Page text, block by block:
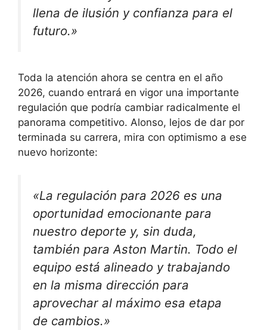
llena de ilusión y confianza para el
futuro.»
Toda la atención ahora se centra en el año
2026, cuando entrará en vigor una importante
regulación que podría cambiar radicalmente el
panorama competitivo. Alonso, lejos de dar por
terminada su carrera, mira con optimismo a ese
nuevo horizonte:
«La regulación para 2026 es una
oportunidad emocionante para
nuestro deporte y, sin duda,
también para Aston Martin. Todo el
equipo está alineado y trabajando
en la misma dirección para
aprovechar al máximo esa etapa
de cambios.»